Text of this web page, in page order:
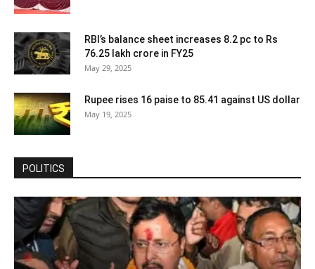
RBI’s balance sheet increases 8.2 pc to Rs
76.25 lakh crore in FY25
May 29, 2025
Rupee rises 16 paise to 85.41 against US dollar
May 19, 2025
POLITICS